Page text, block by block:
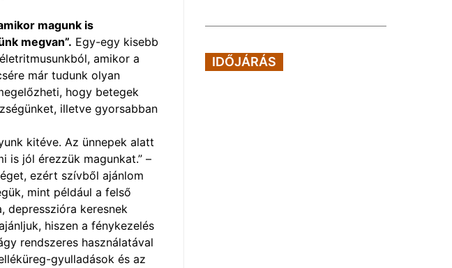
magunk is
megvan”. Egy-egy kisebb
amikor a
már tudunk olyan
hogy betegek
illetve gyorsabban
kitéve. Az ünnepek alatt
jól érezzük magunkat.” –
ezért szívből ajánlom
mint például a felső
depresszióra keresnek
hiszen a fénykezelés
rendszeres használatával
gyulladások és az
IDŐJÁRÁS